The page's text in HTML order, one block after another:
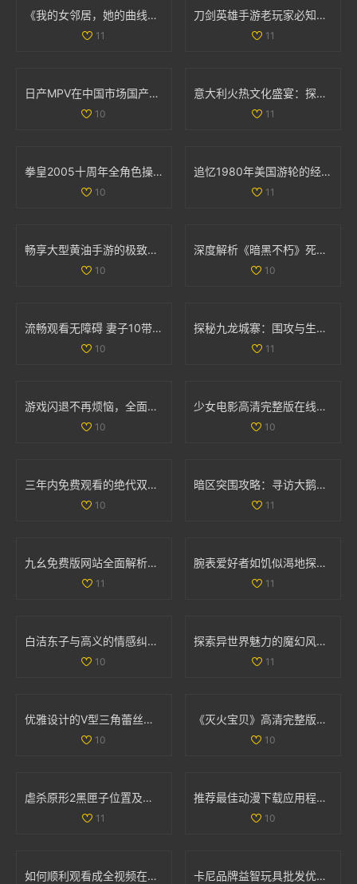
《我的女邻居，她的曲线与故事交织的生活》
11
刀剑英雄手游老玩家必知的职业选择与入门技巧分享
11
日产MPV在中国市场国产化进程如何？探索背后原因与影响
10
意大利火热文化盛宴：探索美食、艺术与历史的独特魅力
11
拳皇2005十周年全角色操作技巧详解与摇杆指南
10
追忆1980年美国游轮的经典魅力与航海风情
11
畅享大型黄油手游的极致体验，探索IOS平台新世界
10
深度解析《暗黑不朽》死灵法师召唤流装备与技能全套攻略
10
流畅观看无障碍 妻子10带你畅享高清电视精彩内容
10
探秘九龙城寨：围攻与生存的传奇故事免费观看版
11
游戏闪退不再烦恼，全面解析处理技巧与方法
10
少女电影高清完整版在线免费观看，畅享视觉盛宴
10
三年内免费观看的绝代双骄电影和动漫大全汇总
10
暗区突围攻略：寻访大鹅农场首领位置详解
11
九幺免费版网站全面解析nbaoffice68ios功能与使用体验
11
腕表爱好者如饥似渴地探索la.vorace品牌魅力与精品
11
白洁东子与高义的情感纠葛与生活轨迹探讨
10
探索异世界魅力的魔幻风格手游排行榜与推荐游戏
11
优雅设计的V型三角蕾丝内裤，舒适与魅力并存的完美选择
10
《灭火宝贝》高清完整版在线观影全攻略与资源分享
10
虐杀原形2黑匣子位置及坐标详细解析与分布图分享
11
推荐最佳动漫下载应用程序，尽享精彩动漫世界
10
如何顺利观看成全视频在线播放的详细教程与指南 卡尼品牌益智玩具批发优惠信息及产地供应解析